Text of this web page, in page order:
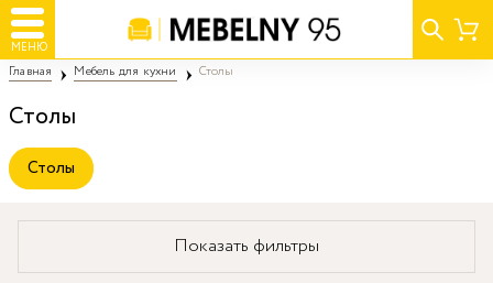
МЕНЮ
Главная Мебель для кухни Столы
Столы
Столы
Показать фильтры